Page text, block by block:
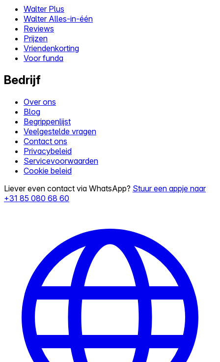
Walter Plus
Walter Alles-in-één
Reviews
Prijzen
Vriendenkorting
Voor funda
Bedrijf
Over ons
Blog
Begrippenlijst
Veelgestelde vragen
Contact ons
Privacybeleid
Servicevoorwaarden
Cookie beleid
Liever even contact via WhatsApp? Stuur een appje naar
+31 85 080 68 60